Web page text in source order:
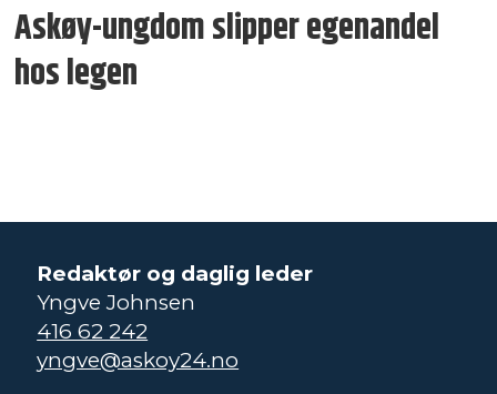
Askøy-ungdom slipper egenandel
hos legen
Redaktør og daglig leder
Yngve Johnsen
416 62 242
yngve@askoy24.no